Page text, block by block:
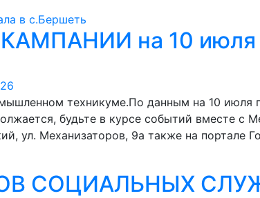
в с.Бершеть
на 10 июля
техникуме.По данным на 10
будьте в курсе событий вместе
ул. Механизаторов, 9а также на портале
СОЦИАЛЬНЫХ